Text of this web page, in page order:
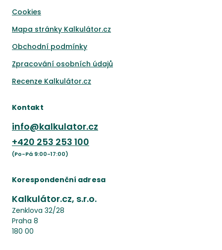
Cookies
Mapa stránky Kalkulátor.cz
Obchodní podmínky
Zpracování osobních údajů
Recenze Kalkulátor.cz
Kontakt
info@kalkulator.cz
+420 253 253 100
(Po-Pá 9:00-17:00)
Korespondenční adresa
Kalkulátor.cz, s.r.o.
Zenklova 32/28
Praha 8
180 00